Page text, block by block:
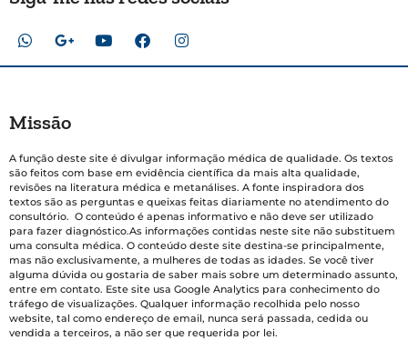
Missão
A função deste site é divulgar informação médica de qualidade. Os textos
são feitos com base em evidência científica da mais alta qualidade,
revisões na literatura médica e metanálises. A fonte inspiradora dos
textos são as perguntas e queixas feitas diariamente no atendimento do
consultório. O conteúdo é apenas informativo e não deve ser utilizado
para fazer diagnóstico.As informações contidas neste site não substituem
uma consulta médica. O conteúdo deste site destina-se principalmente,
mas não exclusivamente, a mulheres de todas as idades. Se você tiver
alguma dúvida ou gostaria de saber mais sobre um determinado assunto,
entre em contato. Este site usa Google Analytics para conhecimento do
tráfego de visualizações. Qualquer informação recolhida pelo nosso
website, tal como endereço de email, nunca será passada, cedida ou
vendida a terceiros, a não ser que requerida por lei.